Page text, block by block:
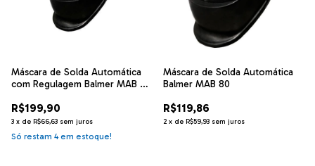
Máscara de Solda Automática
com Regulagem Balmer MAB 90
R$199,90
3 x de R$66,63 sem juros
Só restam 4em estoque!
Máscara de Solda Automática
Balmer MAB 80
R$119,86
2 x de R$59,93 sem juros